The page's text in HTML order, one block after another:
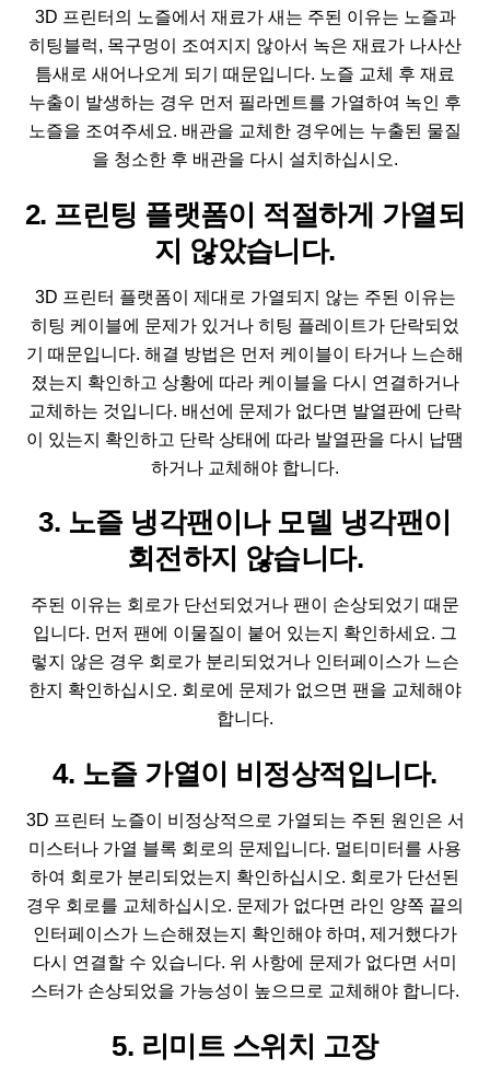
3D 프린터의 노즐에서 재료가 새는 주된 이유는 노즐과
히팅블럭, 목구멍이 조여지지 않아서 녹은 재료가 나사산
틈새로 새어나오게 되기 때문입니다. 노즐 교체 후 재료
누출이 발생하는 경우 먼저 필라멘트를 가열하여 녹인 후
노즐을 조여주세요. 배관을 교체한 경우에는 누출된 물질
을 청소한 후 배관을 다시 설치하십시오.
2. 프린팅 플랫폼이 적절하게 가열되
지 않았습니다.
3D 프린터 플랫폼이 제대로 가열되지 않는 주된 이유는
히팅 케이블에 문제가 있거나 히팅 플레이트가 단락되었
기 때문입니다. 해결 방법은 먼저 케이블이 타거나 느슨해
졌는지 확인하고 상황에 따라 케이블을 다시 연결하거나
교체하는 것입니다. 배선에 문제가 없다면 발열판에 단락
이 있는지 확인하고 단락 상태에 따라 발열판을 다시 납땜
하거나 교체해야 합니다.
3. 노즐 냉각팬이나 모델 냉각팬이
회전하지 않습니다.
주된 이유는 회로가 단선되었거나 팬이 손상되었기 때문
입니다. 먼저 팬에 이물질이 붙어 있는지 확인하세요. 그
렇지 않은 경우 회로가 분리되었거나 인터페이스가 느슨
한지 확인하십시오. 회로에 문제가 없으면 팬을 교체해야
합니다.
4. 노즐 가열이 비정상적입니다.
3D 프린터 노즐이 비정상적으로 가열되는 주된 원인은 서
미스터나 가열 블록 회로의 문제입니다. 멀티미터를 사용
하여 회로가 분리되었는지 확인하십시오. 회로가 단선된
경우 회로를 교체하십시오. 문제가 없다면 라인 양쪽 끝의
인터페이스가 느슨해졌는지 확인해야 하며, 제거했다가
다시 연결할 수 있습니다. 위 사항에 문제가 없다면 서미
스터가 손상되었을 가능성이 높으므로 교체해야 합니다.
5. 리미트 스위치 고장